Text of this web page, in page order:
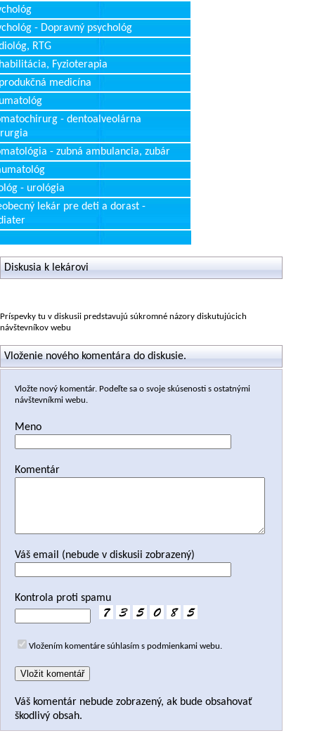
- Dopravný psychológ
RTG
Fyzioterapia
medicína
- dentoalveolárna
- zubná ambulancia, zubár
- urológia
lekár pre deti a dorast -
Diskusia k lekárovi
Príspevky tu v diskusii predstavujú súkromné názory diskutujúcich
návštevníkov webu
Vloženie nového komentára do diskusie.
Vložte nový komentár. Podeľte sa o svoje skúsenosti s ostatnými
návštevníkmi webu.
Meno
Komentár
Váš email (nebude v diskusii zobrazený)
Kontrola proti spamu
Vložením komentáre súhlasím s podmienkami webu.
Váš komentár nebude zobrazený, ak bude obsahovať
škodlivý obsah.